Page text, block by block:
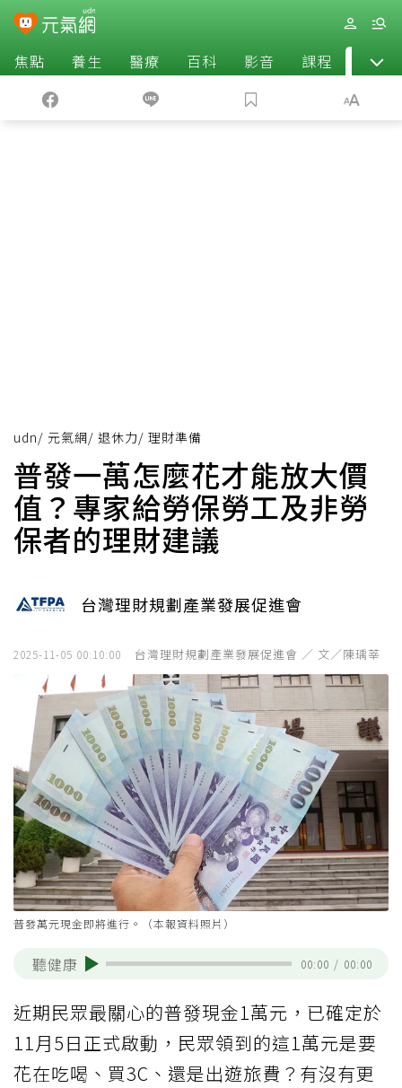
焦點 養生 醫療 百科 影音 課程 退休
udn/ 元氣網/ 退休力/ 理財準備
普發一萬怎麼花才能放大價
值？專家給勞保勞工及非勞
保者的理財建議
台灣理財規劃產業發展促進會
2025-11-05 00:10:00 台灣理財規劃產業發展促進會 ／ 文／陳瑀莘
普發萬元現金即將進行。（本報資料照片）
聽健康 00:00 / 00:00
近期民眾最關心的普發現金1萬元，已確定於
11月5日正式啟動，民眾領到的這1萬元是要
花在吃喝、買3C、還是出遊旅費？有沒有更